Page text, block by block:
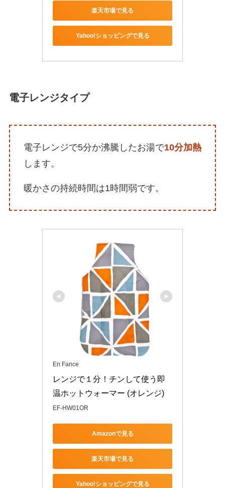
楽天市場で見る
Yahoo!ショッピングで見る
電子レンジタイプ
電子レンジで5分か沸騰したお湯で10分加熱
します。
暖かさの持続時間は1時間弱です。
En Fance
レンジで１分！チンして使う即
温ホットウォーマー (オレンジ)
EF-HW01OR
Amazonで見る
楽天市場で見る
Yahoo!ショッピングで見る